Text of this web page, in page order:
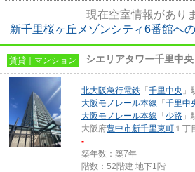
現在空室情報があり
新千里桜ヶ丘メゾンシティ6番館へ
賃貸｜マンション シエリアタワー千里中央
北大阪急行電鉄 「 千里中央 」
大阪モノレール本線 「 千里中
大阪モノレール本線 「 少路 」
大阪府豊中市新千里東町 １丁
-
築年数：築7年
階数：52階建 地下1階